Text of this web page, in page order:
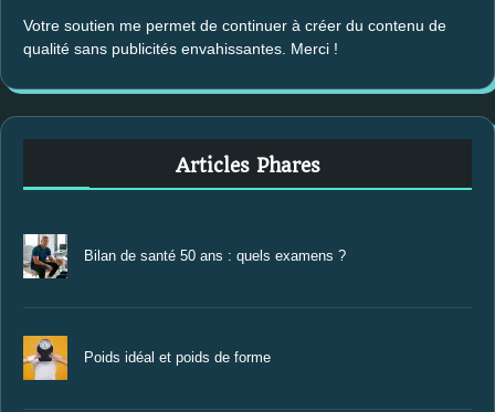
Votre soutien me permet de continuer à créer du contenu de
qualité sans publicités envahissantes. Merci !
Articles Phares
Bilan de santé 50 ans : quels examens ?
Poids idéal et poids de forme